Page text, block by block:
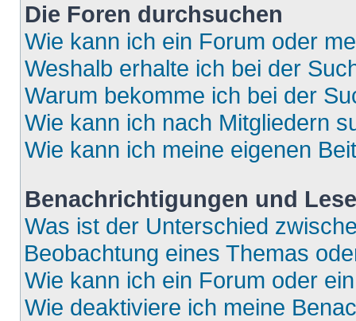
Die Foren durchsuchen
Wie kann ich ein Forum oder
Weshalb erhalte ich bei der
Warum bekomme ich bei der
Wie kann ich nach Mitgliedern
Wie kann ich meine eigenen
Benachrichtigungen und
Was ist der Unterschied
Beobachtung eines Themas
Wie kann ich ein Forum oder
Wie deaktiviere ich meine